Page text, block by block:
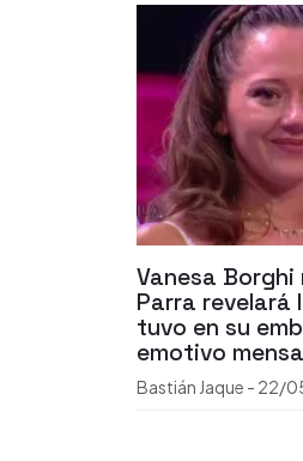
Vanesa
Parra
tuvo en su
emotivo
Bastián Jaque - 22/